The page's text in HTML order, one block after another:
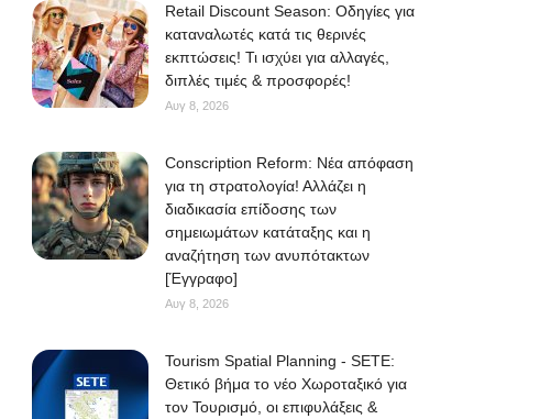
Retail Discount Season: Οδηγίες για
καταναλωτές κατά τις θερινές
εκπτώσεις! Τι ισχύει για αλλαγές,
διπλές τιμές & προσφορές!
Αυγ 8, 2026
Conscription Reform: Νέα απόφαση
για τη στρατολογία! Αλλάζει η
διαδικασία επίδοσης των
σημειωμάτων κατάταξης και η
αναζήτηση των ανυπότακτων
[Έγγραφο]
Αυγ 8, 2026
Tourism Spatial Planning - SETE:
Θετικό βήμα το νέο Χωροταξικό για
τον Τουρισμό, οι επιφυλάξεις &